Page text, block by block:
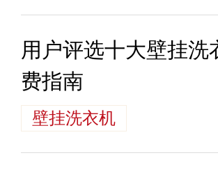
用户评选十大壁挂
费指南
壁挂洗衣机